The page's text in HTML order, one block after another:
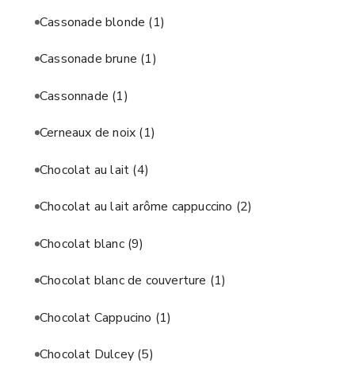
Cassonade blonde (1)
Cassonade brune (1)
Cassonnade (1)
Cerneaux de noix (1)
Chocolat au lait (4)
Chocolat au lait arôme cappuccino (2)
Chocolat blanc (9)
Chocolat blanc de couverture (1)
Chocolat Cappucino (1)
Chocolat Dulcey (5)